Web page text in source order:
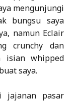
mengunjungi
bungsu saya
namun Eclair
crunchy dan
isian whipped
saya.
jajanan pasar